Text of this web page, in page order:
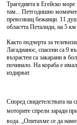
Трагедията в Егейско
там... Петгодишно
превозващ бежанци. 11
областта Петалиди, на 5
Както подчерта за
Лагадианос, спасени са 9
възрастен са закарани в
починало. На кораба е
издирват.
Според свидетелствата на
моторите спрели заради
вода. „Опитахме се да